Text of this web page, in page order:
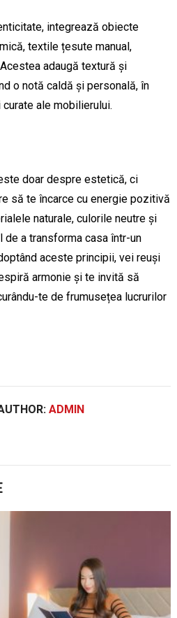
integrează obiecte
textile țesute manual,
adaugă textură și
o notă caldă și personală, în
ale mobilierului.
doar despre estetică, ci
să te încarce cu energie pozitivă
naturale, culorile neutre și
de a transforma casa într-un
aceste principii, vei reuși
armonie și te invită să
te de frumusețea lucrurilor
ADMIN